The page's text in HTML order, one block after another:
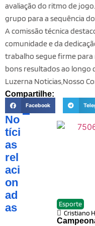
avaliação do ritmo de
grupo para a sequência
A comissão técnica
comunidade e da
trabalho segue firme
bons resultados ao longo
Luzerna Noticias,Nosso
Compartilhe:
Facebook
No
tíci
as
rel
aci
on
ad
as
Esporte
Cristiano